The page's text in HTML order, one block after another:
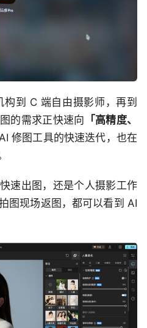
到 C 端自由摄影师，再到
的需求正快速向 「高精度、
修图工具的快速迭代，也在
速出图，还是个人摄影工作
图现场返图，都可以看到 AI